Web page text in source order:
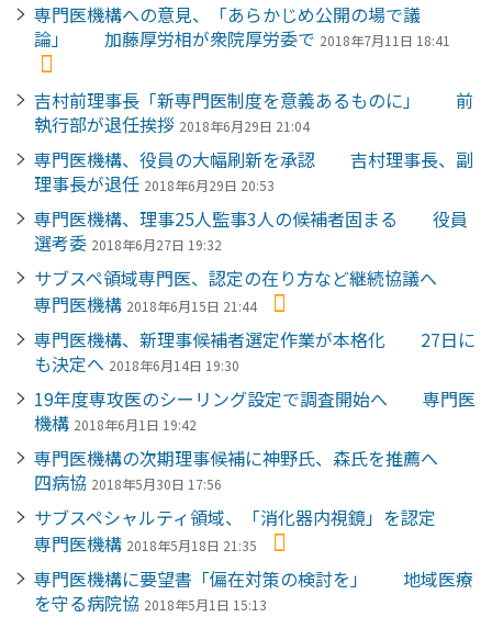
専門医機構への意見、「あらかじめ公開の場で議
論」 加藤厚労相が衆院厚労委で 2018年7月11日 18:41
吉村前理事長「新専門医制度を意義あるものに」 前
執行部が退任挨拶 2018年6月29日 21:04
専門医機構、役員の大幅刷新を承認 吉村理事長、副
理事長が退任 2018年6月29日 20:53
専門医機構、理事25人監事3人の候補者固まる 役員
選考委 2018年6月27日 19:32
サブスペ領域専門医、認定の在り方など継続協議へ
専門医機構 2018年6月15日 21:44
専門医機構、新理事候補者選定作業が本格化 27日に
も決定へ 2018年6月14日 19:30
19年度専攻医のシーリング設定で調査開始へ 専門医
機構 2018年6月1日 19:42
専門医機構の次期理事候補に神野氏、森氏を推薦へ
四病協 2018年5月30日 17:56
サブスペシャルティ領域、「消化器内視鏡」を認定
専門医機構 2018年5月18日 21:35
専門医機構に要望書「偏在対策の検討を」 地域医療
を守る病院協 2018年5月1日 15:13